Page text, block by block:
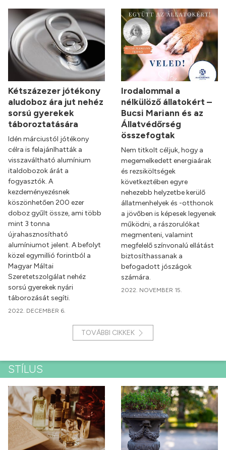
Kétszázezer jótékony
aludoboz ára jut nehéz
sorsú gyerekek
táboroztatására
Idén márciustól jótékony
célra is felajánlhatták a
visszaváltható alumínium
italdobozok árát a
fogyasztók. A
kezdeményezésnek
köszönhetően 200 ezer
doboz gyűlt össze, ami több
mint 3 tonna
újrahasznosítható
alumíniumot jelent. A befolyt
közel egymillió forintból a
Magyar Máltai
Szeretetszolgálat nehéz
sorsú gyerekek nyári
táborozását segíti.
2022. DECEMBER 6.
Irodalommal a
nélkülöző állatokért –
Bucsi Mariann és az
Állatvédőrség
összefogtak
Nem titkolt céljuk, hogy a
megemelkedett energiaárak
és rezsiköltségek
következtében egyre
nehezebb helyzetbe kerülő
állatmenhelyek és -otthonok
a jövőben is képesek legyenek
működni, a rászorulókat
megmenteni, valamint
megfelelő színvonalú ellátást
biztosíthassanak a
befogadott jószágok
számára.
2022. NOVEMBER 15.
TOVÁBBI CIKKEK
STÍLUS